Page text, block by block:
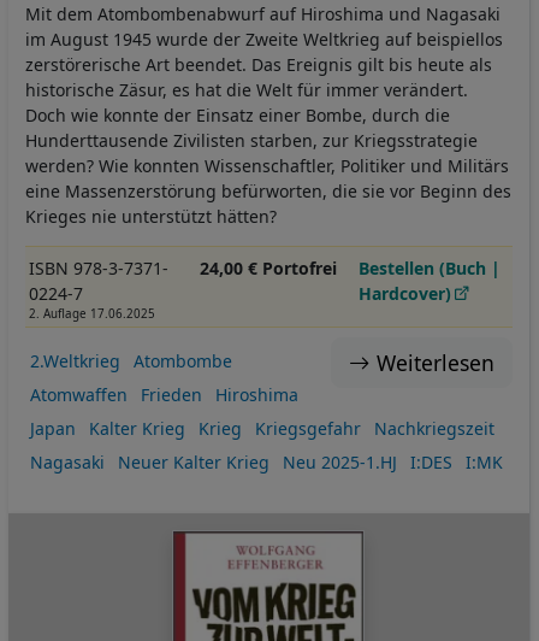
Mit dem Atombombenabwurf auf Hiroshima und Nagasaki
im August 1945 wurde der Zweite Weltkrieg auf beispiellos
zerstörerische Art beendet. Das Ereignis gilt bis heute als
historische Zäsur, es hat die Welt für immer verändert.
Doch wie konnte der Einsatz einer Bombe, durch die
Hunderttausende Zivilisten starben, zur Kriegsstrategie
werden? Wie konnten Wissenschaftler, Politiker und Militärs
eine Massenzerstörung befürworten, die sie vor Beginn des
Krieges nie unterstützt hätten?
ISBN 978-3-7371-
0224-7
2. Auflage 17.06.2025
24,00 € Portofrei
Bestellen (Buch |
Hardcover)
Weiterlesen
2.Weltkrieg
Atombombe
Atomwaffen
Frieden
Hiroshima
Japan
Kalter Krieg Krieg Kriegsgefahr
Nachkriegszeit
Nagasaki
Neuer Kalter Krieg Neu 2025-1.HJ I:DES I:MK